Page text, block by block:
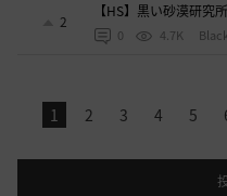
2
【HS】黒い砂漠研究
0 4.7K
1 2 3 4 5